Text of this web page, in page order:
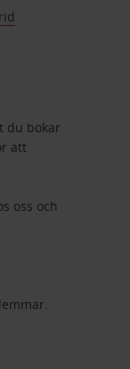
du bokar
att
oss och